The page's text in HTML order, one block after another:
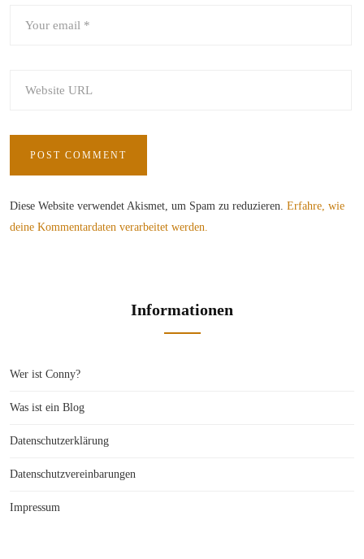
Diese Website verwendet Akismet, um Spam zu reduzieren. Erfahre, wie
deine Kommentardaten verarbeitet werden.
Informationen
Wer ist Conny?
Was ist ein Blog
Datenschutzerklärung
Datenschutzvereinbarungen
Impressum